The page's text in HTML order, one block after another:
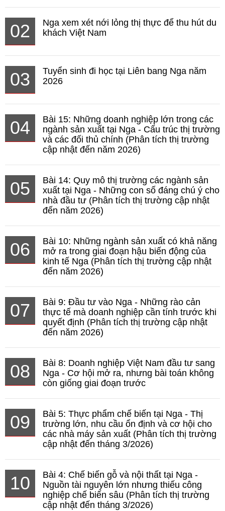
02
Nga xem xét nới lỏng thị thực để thu hút du
khách Việt Nam
03
Tuyển sinh đi học tại Liên bang Nga năm
2026
04
Bài 15: Những doanh nghiệp lớn trong các
ngành sản xuất tại Nga - Cấu trúc thị trường
và các đối thủ chính (Phân tích thị trường
cập nhật đến năm 2026)
05
Bài 14: Quy mô thị trường các ngành sản
xuất tại Nga - Những con số đáng chú ý cho
nhà đầu tư (Phân tích thị trường cập nhật
đến năm 2026)
06
Bài 10: Những ngành sản xuất có khả năng
mở ra trong giai đoạn hậu biến động của
kinh tế Nga (Phân tích thị trường cập nhật
đến năm 2026)
07
Bài 9: Đầu tư vào Nga - Những rào cản
thực tế mà doanh nghiệp cần tính trước khi
quyết định (Phân tích thị trường cập nhật
đến năm 2026)
08
Bài 8: Doanh nghiệp Việt Nam đầu tư sang
Nga - Cơ hội mở ra, nhưng bài toán không
còn giống giai đoạn trước
09
Bài 5: Thực phẩm chế biến tại Nga - Thị
trường lớn, nhu cầu ổn định và cơ hội cho
các nhà máy sản xuất (Phân tích thị trường
cập nhật đến tháng 3/2026)
10
Bài 4: Chế biến gỗ và nội thất tại Nga -
Nguồn tài nguyên lớn nhưng thiếu công
nghiệp chế biến sâu (Phân tích thị trường
cập nhật đến tháng 3/2026)